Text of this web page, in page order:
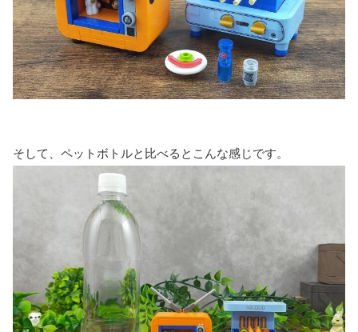
そして、ペットボトルと比べるとこんな感じです。